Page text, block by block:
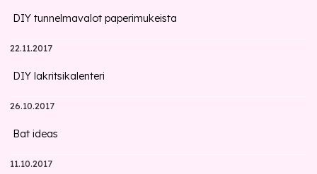
DIY tunnelmavalot paperimukeista
22.11.2017
DIY lakritsikalenteri
26.10.2017
Bat ideas
11.10.2017